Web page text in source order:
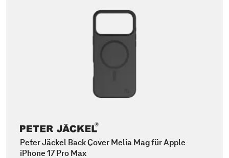
Peter Jäckel Back Cover Melia Mag für Apple
iPhone 17 Pro Max